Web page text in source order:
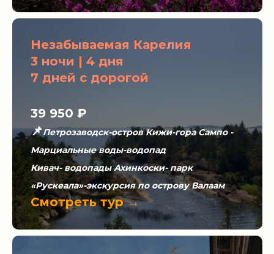
Незабываемая Карелия
3 ночи | 4 дня
7 дней с дорогой
39 950 ₽
📌Петрозаводск-остров Кижи-гора Сампо -
Марциальные воды-водопад
Кивач- водопады Ахинкоски- парк
«Рускеала»-экскурсия по острову Валаам
Смотреть тур →